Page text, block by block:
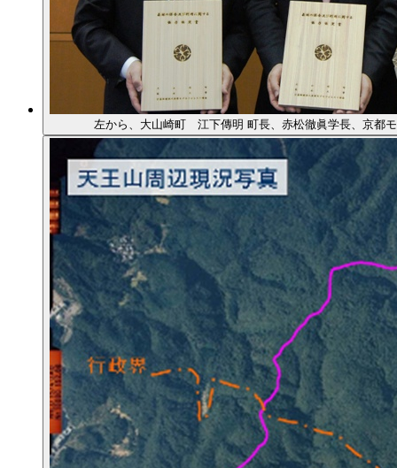
左から、大山崎町 江下傳明 町長、赤松徹眞学長、京都